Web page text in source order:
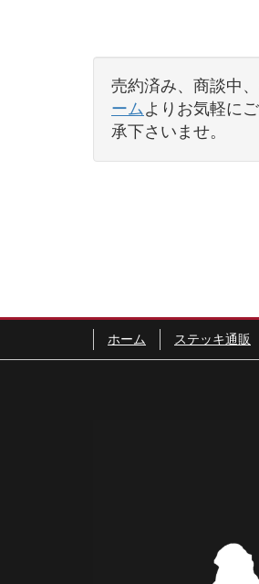
売約済み、商談中
ーム よりお気軽に
承下さいませ。
ホーム ステッキ通販